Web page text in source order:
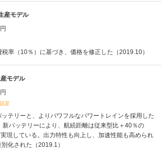
産モデル
率（10％）に基づき、価格を修正した（2019.10）
モデル
定
テリーと、よりパワフルなパワートレインを採用した
新バッテリーにより、航続距離は従来型比＋40％の
現している。出力特性も向上し、加速性能も高められ
化された（2019.1）